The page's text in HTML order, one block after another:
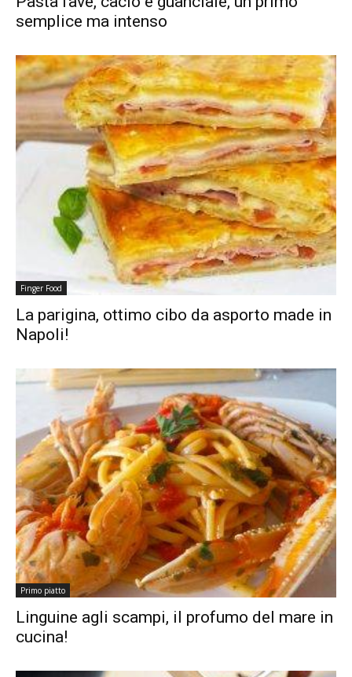
semplice ma intenso
Finger Food
La parigina, ottimo cibo da asporto made in
Napoli!
Primo piatto
Linguine agli scampi, il profumo del mare in
cucina!